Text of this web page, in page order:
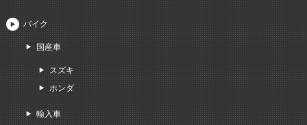
バイク
国産車
スズキ
ホンダ
輸入車